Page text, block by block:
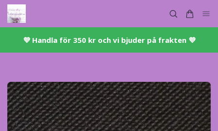
💜 ​Handla för 350 kr och vi bjuder på frakten 💜​